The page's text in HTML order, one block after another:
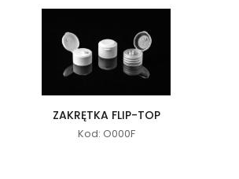
ZAKRĘTKA FLIP-TOP
Kod: O000F